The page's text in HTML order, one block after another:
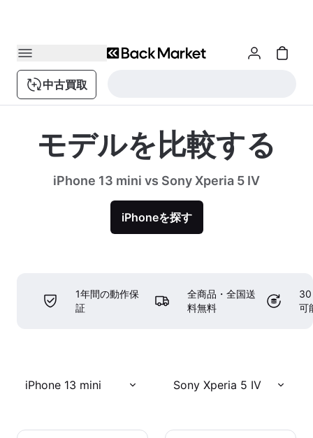
中古買取
モデルを比較する
iPhone 13 mini vs Sony Xperia 5 IV
iPhoneを探す
1年間の動作保
証
全商品・全国送
料無料
30
可
iPhone 13 mini Sony Xperia 5 IV